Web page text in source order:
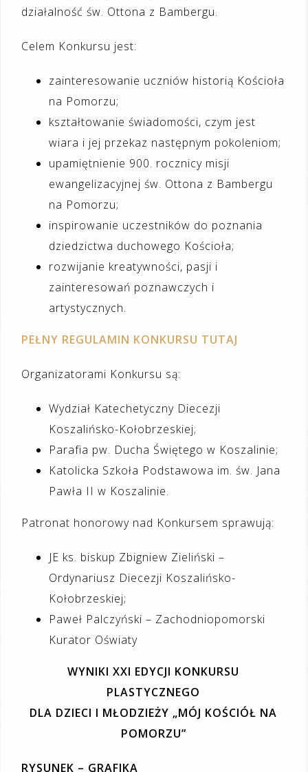
działalność św. Ottona z Bambergu.
Celem Konkursu jest:
zainteresowanie uczniów historią Kościoła
na Pomorzu;
kształtowanie świadomości, czym jest
wiara i jej przekaz następnym pokoleniom;
upamiętnienie 900. rocznicy misji
ewangelizacyjnej św. Ottona z Bambergu
na Pomorzu;
inspirowanie uczestników do poznania
dziedzictwa duchowego Kościoła;
rozwijanie kreatywności, pasji i
zainteresowań poznawczych i
artystycznych.
PEŁNY REGULAMIN KONKURSU TUTAJ
Organizatorami Konkursu są:
Wydział Katechetyczny Diecezji
Koszalińsko-Kołobrzeskiej;
Parafia pw. Ducha Świętego w Koszalinie;
Katolicka Szkoła Podstawowa im. św. Jana
Pawła II w Koszalinie.
Patronat honorowy nad Konkursem sprawują:
JE ks. biskup Zbigniew Zieliński –
Ordynariusz Diecezji Koszalińsko-
Kołobrzeskiej;
Paweł Palczyński – Zachodniopomorski
Kurator Oświaty
WYNIKI XXI EDYCJI KONKURSU
PLASTYCZNEGO
DLA DZIECI I MŁODZIEŻY „MÓJ KOŚCIÓŁ NA
POMORZU”
RYSUNEK – GRAFIKA